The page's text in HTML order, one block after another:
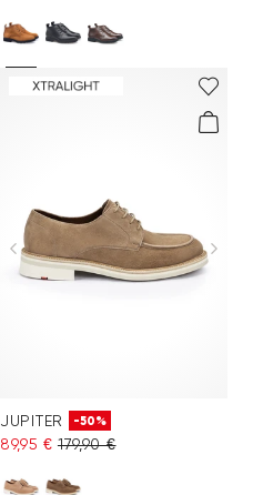
JUPITER -50%
89,95 € 179,90 €